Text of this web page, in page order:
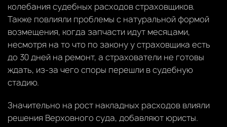
колебания судебных расходов страховщиков.
Также повлияли проблемы с натуральной формой
возмещения, когда запчасти идут месяцами,
несмотря на то что по закону у страховщика есть
до 30 дней на ремонт, а страхователи не готовы
ждать, из-за чего споры перешли в судебную
стадию.
Значительно на рост накладных расходов влияли
решения Верховного суда, добавляют юристы.